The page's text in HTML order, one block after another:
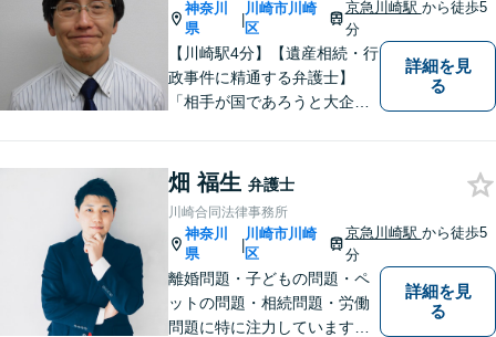
も幅広く対応【当日・休日・
夜間相談可】
神奈川
県
|
川崎市川崎
区
京急川崎駅 から徒歩5
分
【川崎駅4分】【遺産相続・行
政事件に精通する弁護士】
「相手が国であろうと大企業
いく」ことがモットーです。
どんな事案でも、依頼者様の
状況をしっかり把握し、ご希
望される解決へと尽力しま
す。
詳細を見
る
畑 福生 弁護士
川崎合同法律事務所
神奈川
県
|
川崎市川崎
区
京急川崎駅 から徒歩5
分
離婚問題・子どもの問題・ペ
ットの問題・相続問題・労働
問題に特に注力しています。
詳細を見
る